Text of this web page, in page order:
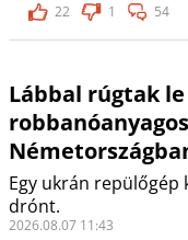
22
1 54
Lábbal rúgtak le
Egy ukrán repülőgép
drónt.
2026.08.07 11:43